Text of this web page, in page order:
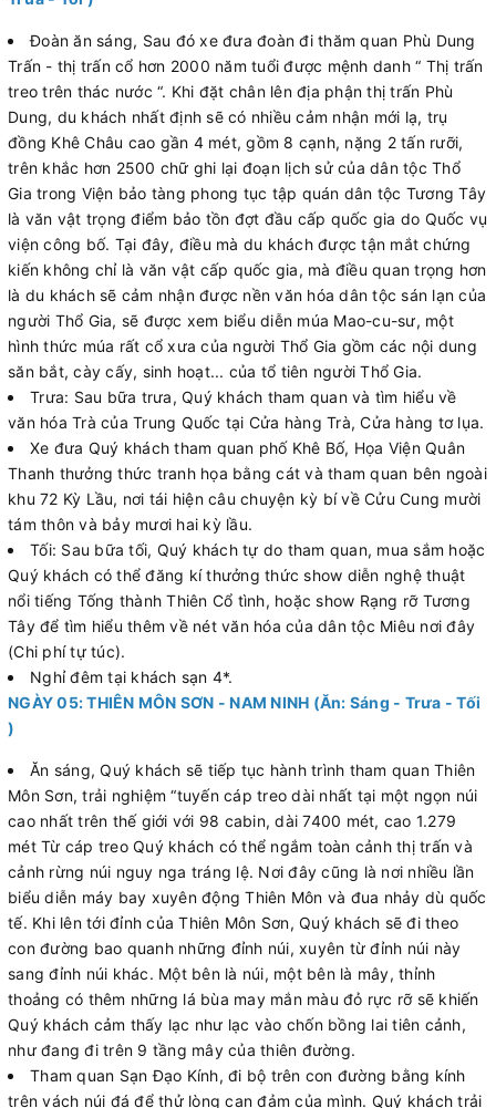
Đoàn ăn sáng, Sau đó xe đưa đoàn đi thăm quan Phù Dung
Trấn - thị trấn cổ hơn 2000 năm tuổi được mệnh danh “ Thị trấn
treo trên thác nước “. Khi đặt chân lên địa phận thị trấn Phù
Dung, du khách nhất định sẽ có nhiều cảm nhận mới lạ, trụ
đồng Khê Châu cao gần 4 mét, gồm 8 cạnh, nặng 2 tấn rưỡi,
trên khắc hơn 2500 chữ ghi lại đoạn lịch sử của dân tộc Thổ
Gia trong Viện bảo tàng phong tục tập quán dân tộc Tương Tây
là văn vật trọng điểm bảo tồn đợt đầu cấp quốc gia do Quốc vụ
viện công bố. Tại đây, điều mà du khách được tận mắt chứng
kiến không chỉ là văn vật cấp quốc gia, mà điều quan trọng hơn
là du khách sẽ cảm nhận được nền văn hóa dân tộc sán lạn của
người Thổ Gia, sẽ được xem biểu diễn múa Mao-cu-sư, một
hình thức múa rất cổ xưa của người Thổ Gia gồm các nội dung
săn bắt, cày cấy, sinh hoạt... của tổ tiên người Thổ Gia.
Trưa: Sau bữa trưa, Quý khách tham quan và tìm hiểu về
văn hóa Trà của Trung Quốc tại Cửa hàng Trà, Cửa hàng tơ lụa.
Xe đưa Quý khách tham quan phố Khê Bố, Họa Viện Quân
Thanh thưởng thức tranh họa bằng cát và tham quan bên ngoài
khu 72 Kỳ Lầu, nơi tái hiện câu chuyện kỳ bí về Cửu Cung mười
tám thôn và bảy mươi hai kỳ lầu.
Tối: Sau bữa tối, Quý khách tự do tham quan, mua sắm hoặc
Quý khách có thể đăng kí thưởng thức show diễn nghệ thuật
nổi tiếng Tống thành Thiên Cổ tình, hoặc show Rạng rỡ Tương
Tây để tìm hiểu thêm về nét văn hóa của dân tộc Miêu nơi đây
(Chi phí tự túc).
Nghỉ đêm tại khách sạn 4*.
NGÀY 05: THIÊN MÔN SƠN - NAM NINH (Ăn: Sáng - Trưa - Tối
)
Ăn sáng, Quý khách sẽ tiếp tục hành trình tham quan Thiên
Môn Sơn, trải nghiệm “tuyến cáp treo dài nhất tại một ngọn núi
cao nhất trên thế giới với 98 cabin, dài 7400 mét, cao 1.279
mét Từ cáp treo Quý khách có thể ngắm toàn cảnh thị trấn và
cảnh rừng núi nguy nga tráng lệ. Nơi đây cũng là nơi nhiều lần
biểu diễn máy bay xuyên động Thiên Môn và đua nhảy dù quốc
tế. Khi lên tới đỉnh của Thiên Môn Sơn, Quý khách sẽ đi theo
con đường bao quanh những đỉnh núi, xuyên từ đỉnh núi này
sang đỉnh núi khác. Một bên là núi, một bên là mây, thỉnh
thoảng có thêm những lá bùa may mắn màu đỏ rực rỡ sẽ khiến
Quý khách cảm thấy lạc như lạc vào chốn bồng lai tiên cảnh,
như đang đi trên 9 tầng mây của thiên đường.
Tham quan Sạn Đạo Kính, đi bộ trên con đường bằng kính
trên vách núi đá để thử lòng can đảm của mình. Quý khách trải